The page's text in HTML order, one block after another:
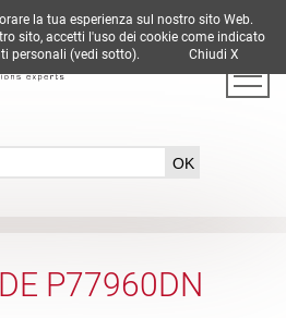
DE EN ES FR IT
P77960DN
la tua esperienza sul nostro sito Web.
sito, accetti l'uso dei cookie come indicato
personali (vedi sotto). Chiudi X